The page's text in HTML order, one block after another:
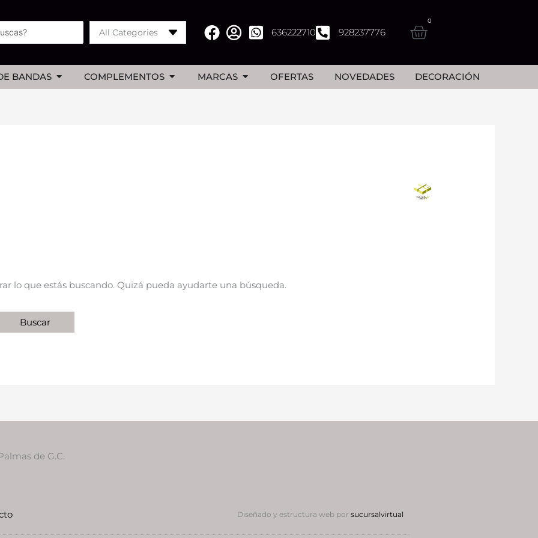
All Categories 636222710 928237776
0
Carrito
BANDAS Abrir merchan de bandas
COMPLEMENTOS Abrir complementos
MARCAS Abrir marcas
OFERTAS NOVEDADES DECORACIÓN
lo que estás buscando. Quizá pueda ayudarte una búsqueda.
de G.C.
Diseñado y estructura web por sucursalvirtual